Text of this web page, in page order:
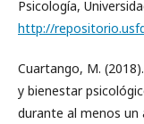
Psicología,
http://
Cuartango, M.
y bienestar
durante al menos un